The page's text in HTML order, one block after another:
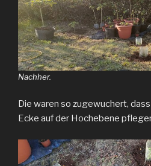
Nachher.
Die waren so zugewuchert,
Ecke auf der Hochebene